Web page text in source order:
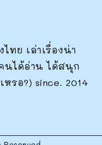
ทย เล่าเรื่องน่า
นได้อ่าน ได้สนุก
หรอ?) since. 2014